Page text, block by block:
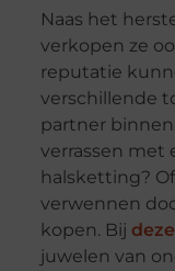
Naas het
verkopen ze
reputatie
verschillende
partner
verrassen met
halsketting?
verwennen
kopen. Bij
juwelen van